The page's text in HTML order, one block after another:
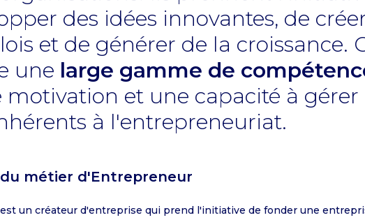
des idées innovantes, de
et de générer de la croissance.
une large gamme de
motivation et une capacité à gérer
à l'entrepreneuriat.
métier d'Entrepreneur
est un créateur d'entreprise qui prend l'initiative de fonder une